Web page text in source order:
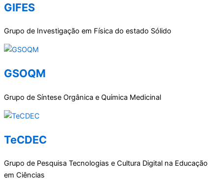
GIFES
Grupo de Investigação em Física do estado Sólido
GSOQM
Grupo de Síntese Orgânica e Química Medicinal
TeCDEC
Grupo de Pesquisa Tecnologias e Cultura Digital na Educação
em Ciências